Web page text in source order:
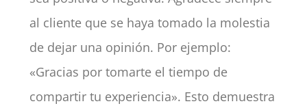
al cliente que se haya tomado la molestia
de dejar una opinión. Por ejemplo:
«Gracias por tomarte el tiempo de
compartir tu experiencia». Esto demuestra